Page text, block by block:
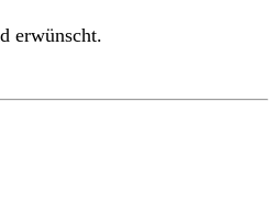
erwünscht.